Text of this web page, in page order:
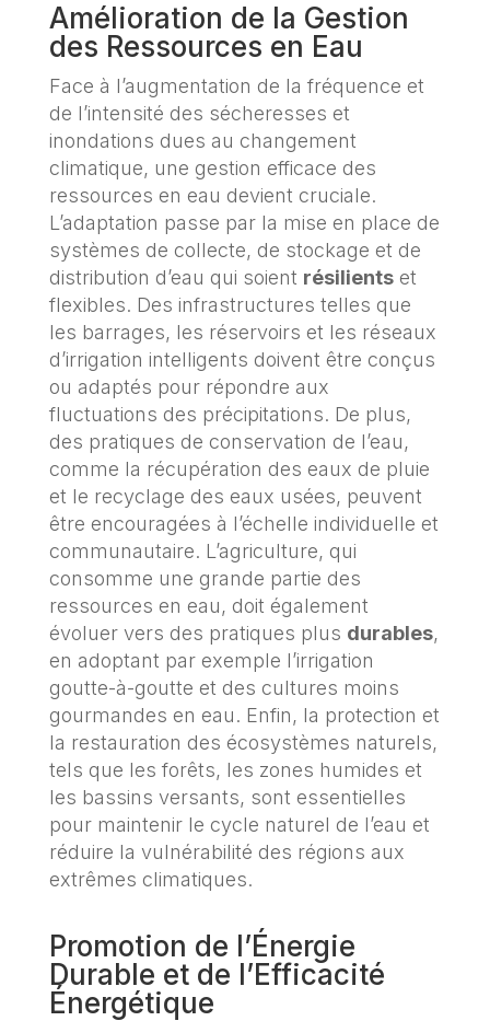
Amélioration de la Gestion
des Ressources en Eau
Face à l’augmentation de la fréquence et
de l’intensité des sécheresses et
inondations dues au changement
climatique, une gestion efficace des
ressources en eau devient cruciale.
L’adaptation passe par la mise en place de
systèmes de collecte, de stockage et de
distribution d’eau qui soient résilientset
flexibles. Des infrastructures telles que
les barrages, les réservoirs et les réseaux
d’irrigation intelligents doivent être conçus
ou adaptés pour répondre aux
fluctuations des précipitations. De plus,
des pratiques de conservation de l’eau,
comme la récupération des eaux de pluie
et le recyclage des eaux usées, peuvent
être encouragées à l’échelle individuelle et
communautaire. L’agriculture, qui
consomme une grande partie des
ressources en eau, doit également
évoluer vers des pratiques plus durables,
en adoptant par exemple l’irrigation
goutte-à-goutte et des cultures moins
gourmandes en eau. Enfin, la protection et
la restauration des écosystèmes naturels,
tels que les forêts, les zones humides et
les bassins versants, sont essentielles
pour maintenir le cycle naturel de l’eau et
réduire la vulnérabilité des régions aux
extrêmes climatiques.
Promotion de l’Énergie
Durable et de l’Efficacité
Énergétique